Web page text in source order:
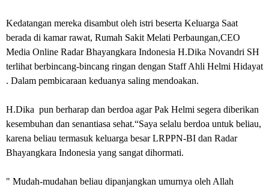
Kedatangan mereka disambut oleh istri beserta Keluarga Saat
berada di kamar rawat, Rumah Sakit Melati Perbaungan,CEO
Media Online Radar Bhayangkara Indonesia H.Dika Novandri SH
terlihat berbincang-bincang ringan dengan Staff Ahli Helmi Hidayat
. Dalam pembicaraan keduanya saling mendoakan.
H.Dika pun berharap dan berdoa agar Pak Helmi segera diberikan
kesembuhan dan senantiasa sehat.“Saya selalu berdoa untuk beliau,
karena beliau termasuk keluarga besar LRPPN-BI dan Radar
Bhayangkara Indonesia yang sangat dihormati.
" Mudah-mudahan beliau dipanjangkan umurnya oleh Allah